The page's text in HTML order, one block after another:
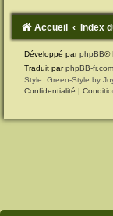
Accueil Index
Développé parphpBB®
Traduit parphpBB-fr.com
Style: Green-Style by
Confidentialité |